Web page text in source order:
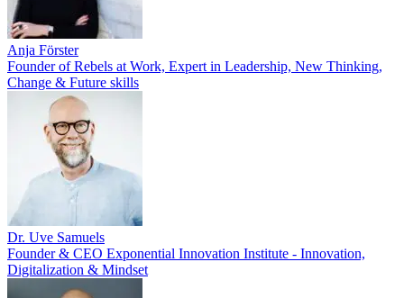
Anja Förster
Founder of Rebels at Work, Expert in Leadership, New Thinking,
Change & Future skills
Dr. Uve Samuels
Founder & CEO Exponential Innovation Institute - Innovation,
Digitalization & Mindset